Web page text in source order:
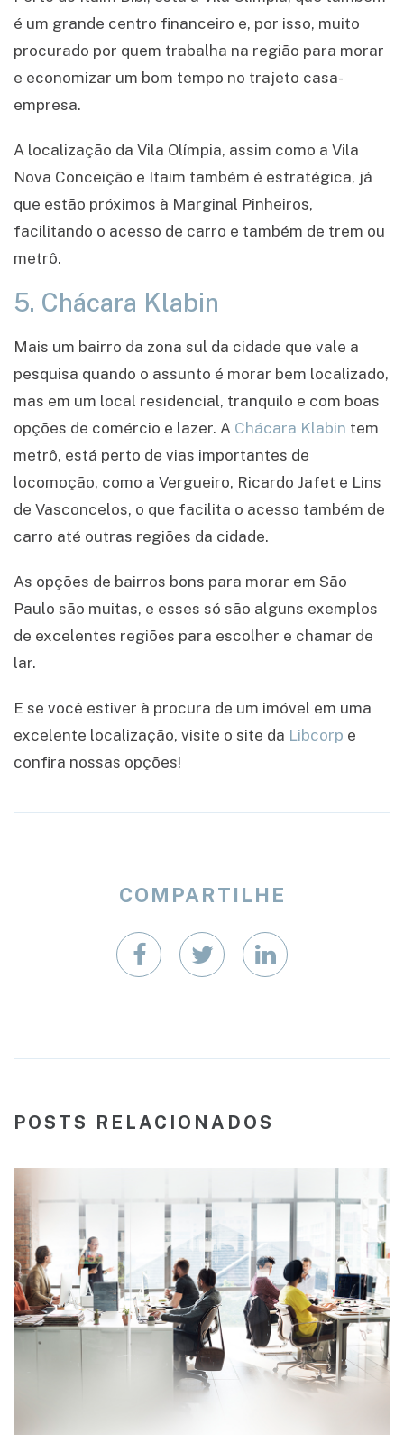
é um grande centro financeiro e, por isso, muito
procurado por quem trabalha na região para morar
e economizar um bom tempo no trajeto casa-
empresa.
A localização da Vila Olímpia, assim como a Vila
Nova Conceição e Itaim também é estratégica, já
que estão próximos à Marginal Pinheiros,
facilitando o acesso de carro e também de trem ou
metrô.
5. Chácara Klabin
Mais um bairro da zona sul da cidade que vale a
pesquisa quando o assunto é morar bem localizado,
mas em um local residencial, tranquilo e com boas
opções de comércio e lazer. A Chácara Klabin tem
metrô, está perto de vias importantes de
locomoção, como a Vergueiro, Ricardo Jafet e Lins
de Vasconcelos, o que facilita o acesso também de
carro até outras regiões da cidade.
As opções de bairros bons para morar em São
Paulo são muitas, e esses só são alguns exemplos
de excelentes regiões para escolher e chamar de
lar.
E se você estiver à procura de um imóvel em uma
excelente localização, visite o site da Libcorp e
confira nossas opções!
COMPARTILHE
POSTS RELACIONADOS